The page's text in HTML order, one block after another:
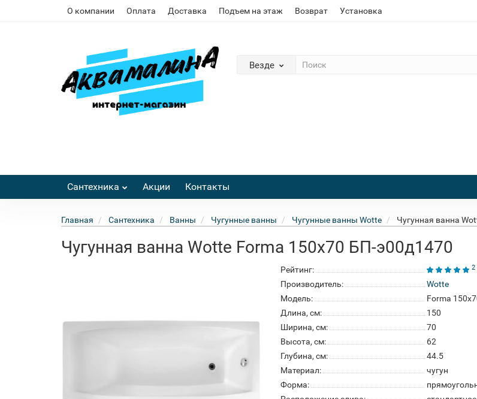
О компании Оплата Доставка Подъем на этаж Возврат Установка
Везде
Сантехника Акции Контакты
Главная Сантехника Ванны Чугунные ванны Чугунные ванны Wotte Чугунная ванна
Чугунная ванна Wotte Forma 150x70 БП-э00д1470
Рейтинг: 2
Производитель:
Wotte
Модель:
Forma
Длина, см:
150
Ширина, см:
70
Высота, см:
62
Глубина, см:
44.5
Материал:
чугун
Форма: